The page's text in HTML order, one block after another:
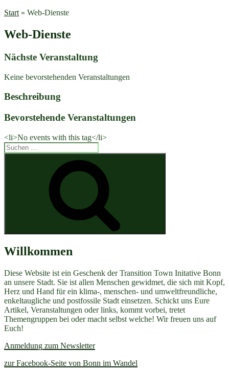
Start » Web-Dienste
Web-Dienste
Nächste Veranstaltung
Keine bevorstehenden Veranstaltungen
Beschreibung
Bevorstehende Veranstaltungen
<li>No events with this tag</li>
Suchen
nach:
Willkommen
Diese Website ist ein Geschenk der Transition Town Initative Bonn
an unsere Stadt. Sie ist allen Menschen gewidmet, die sich mit Kopf,
Herz und Hand für ein klima-, menschen- und umweltfreundliche,
enkeltaugliche und postfossile Stadt einsetzen. Schickt uns Eure
Artikel, Veranstaltungen oder links, kommt vorbei, tretet
Themengruppen bei oder macht selbst welche! Wir freuen uns auf
Euch!
Anmeldung zum Newsletter
zur Facebook-Seite von Bonn im Wandel